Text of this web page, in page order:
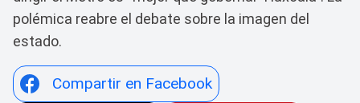
polémica reabre el debate sobre la imagen del
estado.
Compartir en Facebook